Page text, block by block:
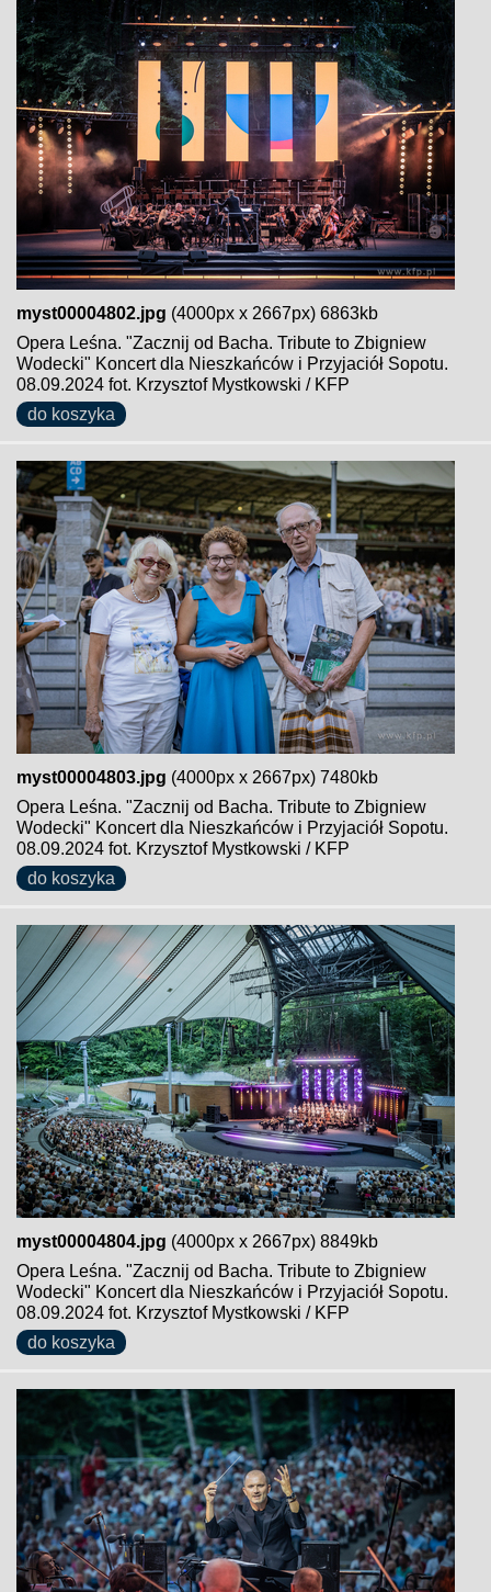
myst00004802.jpg (4000px x 2667px) 6863kb
Opera Leśna. "Zacznij od Bacha. Tribute to Zbigniew
Wodecki" Koncert dla Nieszkańców i Przyjaciół Sopotu.
08.09.2024 fot. Krzysztof Mystkowski / KFP
do koszyka
myst00004803.jpg (4000px x 2667px) 7480kb
Opera Leśna. "Zacznij od Bacha. Tribute to Zbigniew
Wodecki" Koncert dla Nieszkańców i Przyjaciół Sopotu.
08.09.2024 fot. Krzysztof Mystkowski / KFP
do koszyka
myst00004804.jpg (4000px x 2667px) 8849kb
Opera Leśna. "Zacznij od Bacha. Tribute to Zbigniew
Wodecki" Koncert dla Nieszkańców i Przyjaciół Sopotu.
08.09.2024 fot. Krzysztof Mystkowski / KFP
do koszyka